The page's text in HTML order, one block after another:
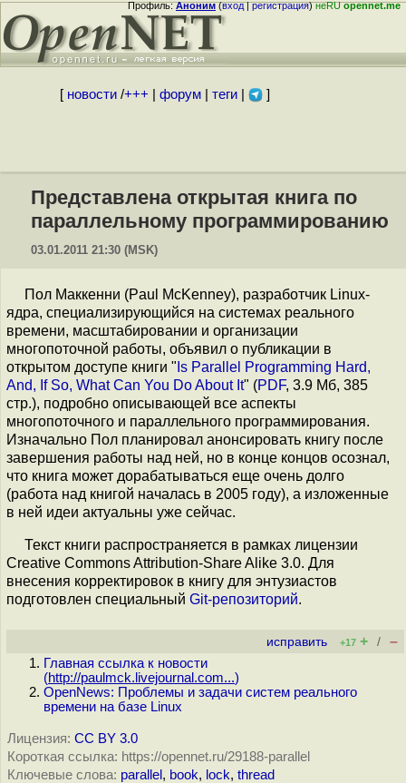
Профиль:Аноним(вход|регистрация)неRUopennet.me
[ новости/+++ форум| теги| ]
Представлена открытая книга по
параллельному программированию
03.01.2011 21:30 (MSK)
Пол Маккенни (Paul McKenney), разработчик Linux-
ядра, специализирующийся на системах реального
времени, масштабировании и организации
многопоточной работы, объявил о публикации в
открытом доступе книги " Is Parallel Programming Hard,
And, If So, What Can You Do About It" (PDF, 3.9 Мб, 385
стр.), подробно описывающей все аспекты
многопоточного и параллельного программирования.
Изначально Пол планировал анонсировать книгу после
завершения работы над ней, но в конце концов осознал,
что книга может дорабатываться еще очень долго
(работа над книгой началась в 2005 году), а изложенные
в ней идеи актуальны уже сейчас.
Текст книги распространяется в рамках лицензии
Creative Commons Attribution-Share Alike 3.0. Для
внесения корректировок в книгу для энтузиастов
подготовлен специальный Git-репозиторий.
исправить +17 + / –
Главная ссылка к новости
(http://paulmck.livejournal.com...)
OpenNews: Проблемы и задачи систем реального
времени на базе Linux
Лицензия: CC BY 3.0
Короткая ссылка: https://opennet.ru/29188-parallel
Ключевые слова: parallel , book, lock, thread